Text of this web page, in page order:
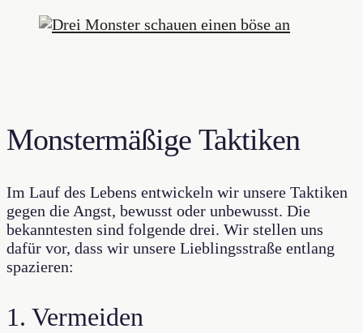
Monstermäßige Taktiken
Im Lauf des Lebens entwickeln wir unsere Taktiken
gegen die Angst, bewusst oder unbewusst. Die
bekanntesten sind folgende drei. Wir stellen uns
dafür vor, dass wir unsere Lieblingsstraße entlang
spazieren:
1. Vermeiden